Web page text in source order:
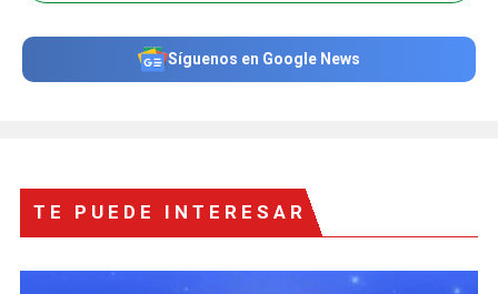
Síguenos en Google News
TE PUEDE INTERESAR